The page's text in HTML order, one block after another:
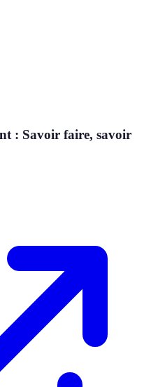
: Savoir faire, savoir